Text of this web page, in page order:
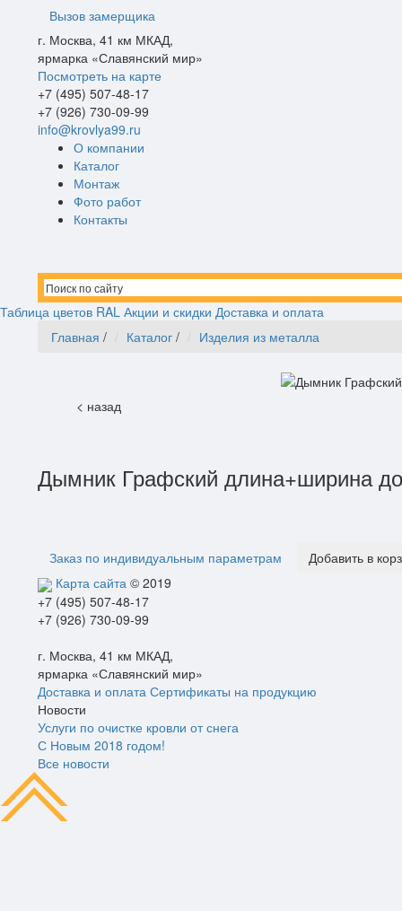
Вызов замерщика
г. Москва, 41 км МКАД,
ярмарка «Славянский мир»
Посмотреть на карте
+7 (495) 507-48-17
+7 (926) 730-09-99
info@krovlya99.ru
О компании
Каталог
Монтаж
Фото работ
Контакты
Таблица цветов RAL Акции и скидки Доставка и оплата
Главная / Каталог / Изделия из металла
< назад
Дымник Графский длина+ширина
Заказ по индивидуальным параметрам
Добавить в
Карта сайта © 2019
+7 (495) 507-48-17
+7 (926) 730-09-99
г. Москва, 41 км МКАД,
ярмарка «Славянский мир»
Доставка и оплата Сертификаты на продукцию
Новости
Услуги по очистке кровли от снега
С Новым 2018 годом!
Все новости